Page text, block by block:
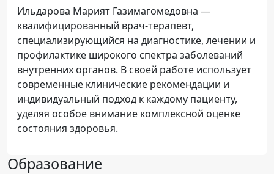
Ильдарова Марият Газимагомедовна —
квалифицированный врач-терапевт,
специализирующийся на диагностике, лечении и
профилактике широкого спектра заболеваний
внутренних органов. В своей работе использует
современные клинические рекомендации и
индивидуальный подход к каждому пациенту,
уделяя особое внимание комплексной оценке
состояния здоровья.
Образование